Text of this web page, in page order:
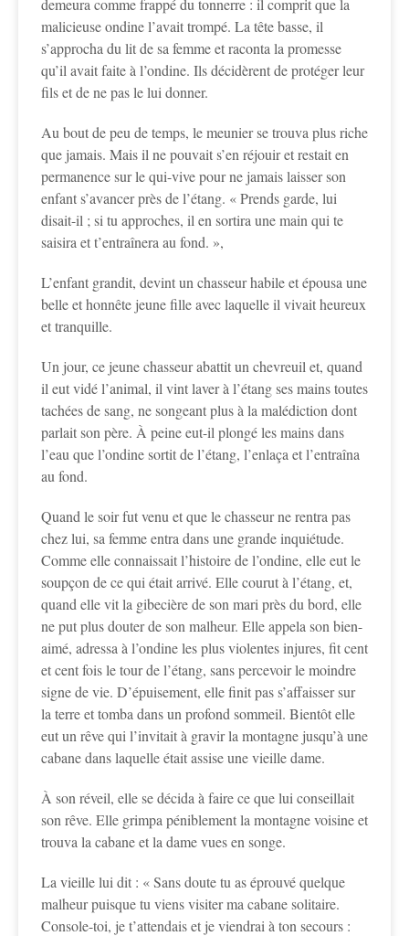
demeura comme frappé du tonnerre : il comprit que la
malicieuse ondine l’avait trompé. La tête basse, il
s’approcha du lit de sa femme et raconta la promesse
qu’il avait faite à l’ondine. Ils décidèrent de protéger leur
fils et de ne pas le lui donner.
Au bout de peu de temps, le meunier se trouva plus riche
que jamais. Mais il ne pouvait s’en réjouir et restait en
permanence sur le qui-vive pour ne jamais laisser son
enfant s’avancer près de l’étang. « Prends garde, lui
disait-il ; si tu approches, il en sortira une main qui te
saisira et t’entraînera au fond. »,
L’enfant grandit, devint un chasseur habile et épousa une
belle et honnête jeune fille avec laquelle il vivait heureux
et tranquille.
Un jour, ce jeune chasseur abattit un chevreuil et, quand
il eut vidé l’animal, il vint laver à l’étang ses mains toutes
tachées de sang, ne songeant plus à la malédiction dont
parlait son père. À peine eut-il plongé les mains dans
l’eau que l’ondine sortit de l’étang, l’enlaça et l’entraîna
au fond.
Quand le soir fut venu et que le chasseur ne rentra pas
chez lui, sa femme entra dans une grande inquiétude.
Comme elle connaissait l’histoire de l’ondine, elle eut le
soupçon de ce qui était arrivé. Elle courut à l’étang, et,
quand elle vit la gibecière de son mari près du bord, elle
ne put plus douter de son malheur. Elle appela son bien-
aimé, adressa à l’ondine les plus violentes injures, fit cent
et cent fois le tour de l’étang, sans percevoir le moindre
signe de vie. D’épuisement, elle finit pas s’affaisser sur
la terre et tomba dans un profond sommeil. Bientôt elle
eut un rêve qui l’invitait à gravir la montagne jusqu’à une
cabane dans laquelle était assise une vieille dame.
À son réveil, elle se décida à faire ce que lui conseillait
son rêve. Elle grimpa péniblement la montagne voisine et
trouva la cabane et la dame vues en songe.
La vieille lui dit : « Sans doute tu as éprouvé quelque
malheur puisque tu viens visiter ma cabane solitaire.
Console-toi, je t’attendais et je viendrai à ton secours :